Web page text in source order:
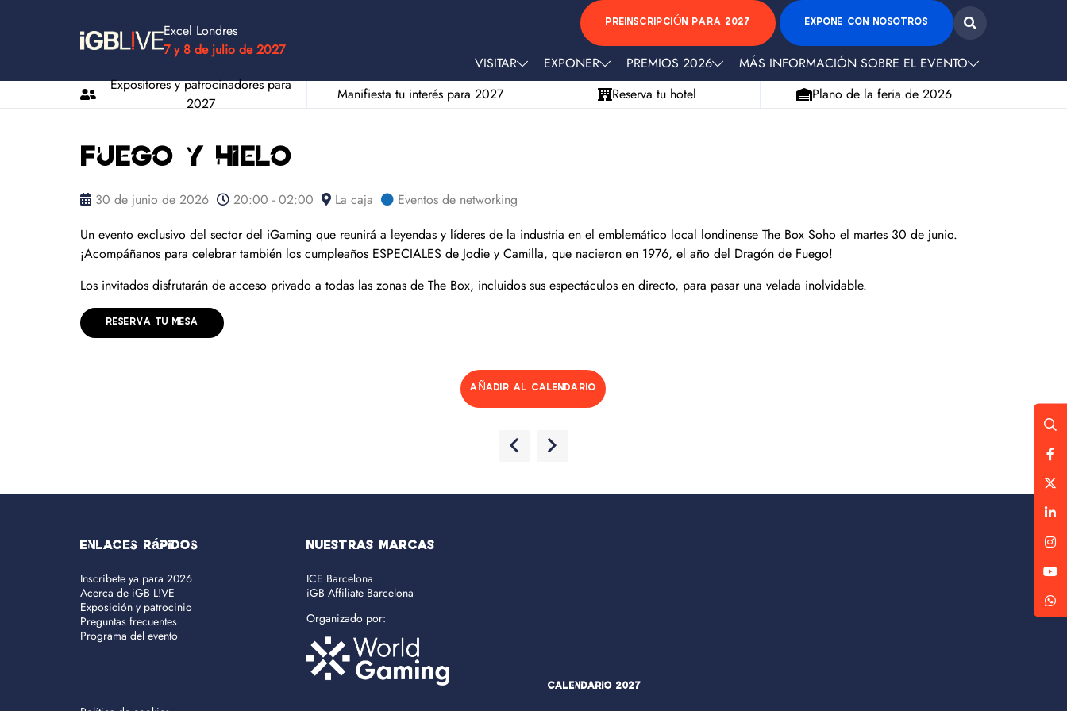
Excel Londres
7 y 8 de julio de 2027
PREINSCRIPCIÓN PARA 2027 EXPONE CON NOSOTROS
VISITAR EXPONER PREMIOS 2026
MÁS INFORMACIÓN SOBRE EL EVENTO
Expositores y patrocinadores para
2027
Manifiesta tu interés para 2027 Reserva tu hotel Plano de la feria de 2026
Fuego y hielo
30 de junio de 2026 20:00 - 02:00 La caja
Eventos de networking
Un evento exclusivo del sector del iGaming que reunirá a leyendas y líderes de la industria en el emblemático local londinense The Box Soho el martes 30 de junio.
¡Acompáñanos para celebrar también los cumpleaños ESPECIALES de Jodie y Camilla, que nacieron en 1976, el año del Dragón de Fuego!
Los invitados disfrutarán de acceso privado a todas las zonas de The Box, incluidos sus espectáculos en directo, para pasar una velada inolvidable.
RESERVA TU MESA
AÑADIR AL CALENDARIO
Enlaces rápidos
Inscríbete ya para 2026
Acerca de iGB L!VE
Exposición y patrocinio
Preguntas frecuentes
Programa del evento
NUESTRAS MARCAS
ICE Barcelona
iGB Affiliate Barcelona
Organizado por:
Calendario 2027